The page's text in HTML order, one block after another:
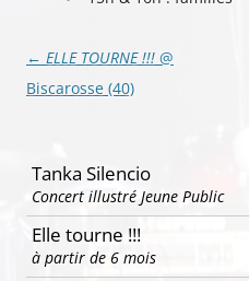
Navigation
des
← ELLE TOURNE !!! @
Biscarosse (40)
Tanka Silencio
Concert illustré Jeune Public
Elle tourne !!!
à partir de 6 mois